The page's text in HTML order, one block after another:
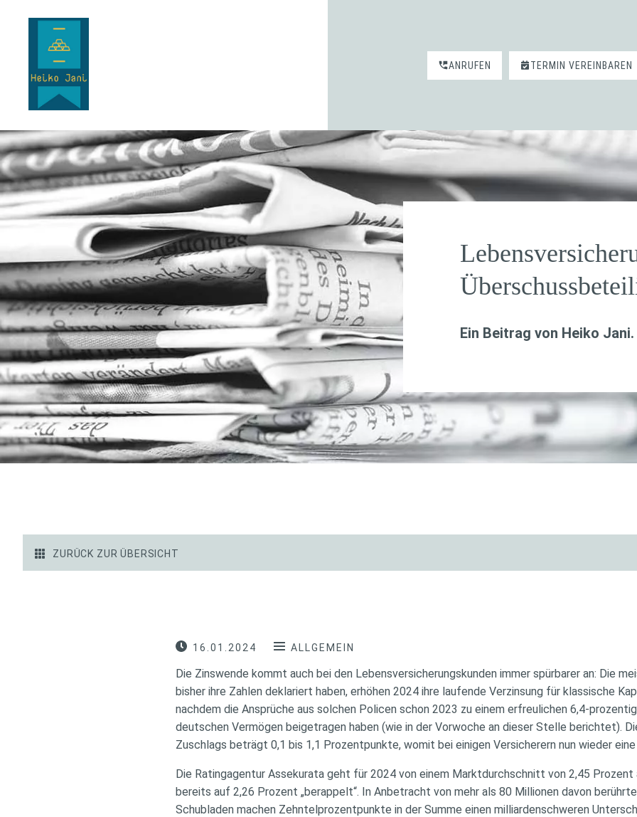
ANRUFEN TERMIN VEREINBAREN
Ein Beitrag von Heiko Jani.
ZURÜCK ZUR ÜBERSICHT
16.01.2024 ALLGEMEIN
Die Zinswende kommt auch bei den Lebensversicherungskunden immer spürbarer an: Die
bisher ihre Zahlen deklariert haben, erhöhen 2024 ihre laufende Verzinsung für klassische
nachdem die Ansprüche aus solchen Policen schon 2023 zu einem erfreulichen 6,4-
deutschen Vermögen beigetragen haben (wie in der Vorwoche an dieser Stelle berichtet).
Zuschlags beträgt 0,1 bis 1,1 Prozentpunkte, womit bei einigen Versicherern nun wieder
Die Ratingagentur Assekurata geht für 2024 von einem Marktdurchschnitt von 2,45 Prozent
bereits auf 2,26 Prozent „berappelt“. In Anbetracht von mehr als 80 Millionen davon
Schubladen machen Zehntelprozentpunkte in der Summe einen milliardenschweren